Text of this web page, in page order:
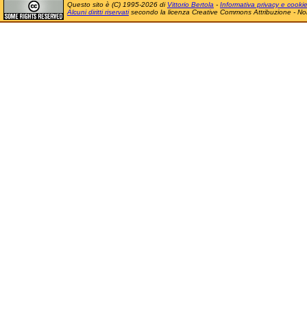
Questo sito è (C) 1995-2026 di Vittorio Bertola - Informativa privacy e cookie
Alcuni diritti riservatisecondo la licenza Creative Commons Attribuzione -